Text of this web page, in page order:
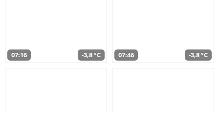
07:16 -3,8 °C 07:46 -3,8 °C